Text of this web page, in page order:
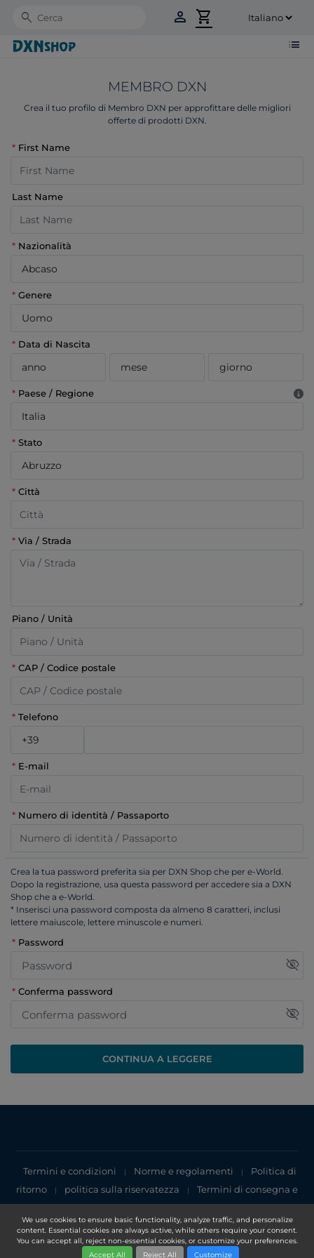
We use cookies to ensure basic functionality, analyze traffic, and personalize
content. Essential cookies are always active, while others require your consent.
You can accept all, reject non-essential cookies, or customize your preferences.
Accept All
Reject All Customize
Search person shopping_cart
list
MEMBRO DXN
Crea il tuo profilo di Membro DXN per approfittare delle migliori
offerte di prodotti DXN.
* First Name
Last Name
* Nazionalità
* Genere
* Data di Nascita
* Paese / Regione
* Stato
* Città
* Via / Strada
Piano / Unità
* CAP / Codice postale
* Telefono
* E-mail
* Numero di identità / Passaporto
Crea la tua password preferita sia per DXN Shop che per e-World.
Dopo la registrazione, usa questa password per accedere sia a DXN
Shop che a e-World.
* Inserisci una password composta da almeno 8 caratteri, inclusi
lettere maiuscole, lettere minuscole e numeri.
* Password
visibility_off
* Conferma password
visibility_off
CONTINUA A LEGGERE
Termini e condizioni | Norme e regolamenti |
Politica di
ritorno
| politica sulla riservatezza |
Termini di consegna e
pagamento
Politica sui cookie Privacy Notice
Copyright 2025, DXN Holdings Bhd. 199501033918 (363120-V)